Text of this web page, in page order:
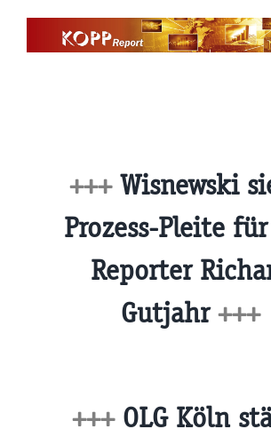
+++ Wisnewski
Prozess-Pleite
Reporter
Gutjahr +++
+++ OLG Köln